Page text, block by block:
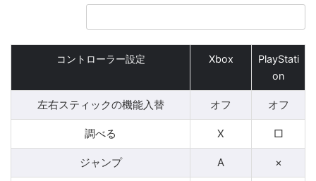
コントローラー設定 Xbox
PlayStati
on
左右スティックの機能入替 オフ オフ
調べる X □
ジャンプ A ×